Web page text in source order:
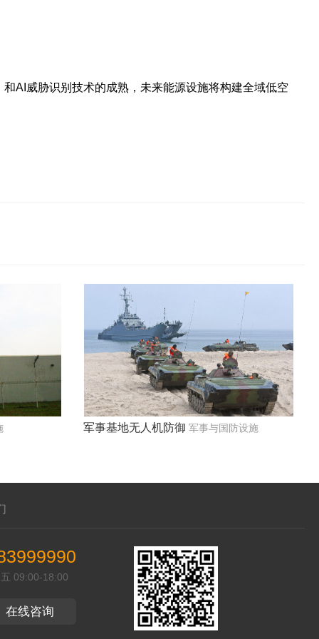
AI威胁识别技术的成熟，未来能源设施将构建全域低空
军事基地无人机防御 军事与国防设施
09:00-18:00
在线咨询